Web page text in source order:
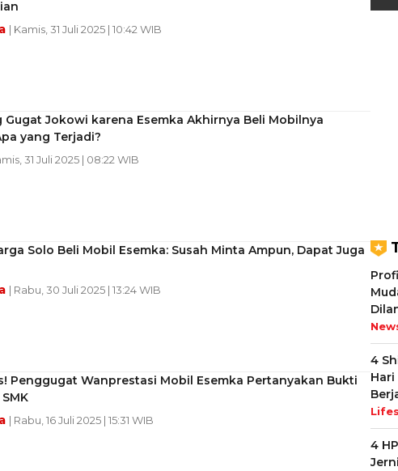
| Kamis, 31 Juli 2025 | 10:42 WIB
Gugat Jokowi karena Esemka Akhirnya Beli Mobilnya
yang Terjadi?
31 Juli 2025 | 08:22 WIB
Solo Beli Mobil Esemka: Susah Minta Ampun, Dapat Juga
| Rabu, 30 Juli 2025 | 13:24 WIB
Penggugat Wanprestasi Mobil Esemka Pertanyakan Bukti
| Rabu, 16 Juli 2025 | 15:31 WIB
4
Hari
4